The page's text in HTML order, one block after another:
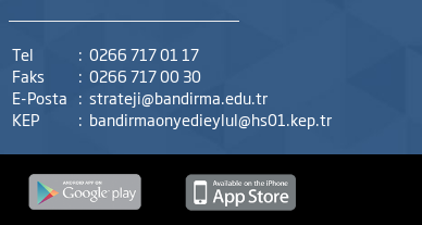
Tel : 0266 717 01 17
Faks
: 0266 717 00 30
E-Posta : strateji@bandirma.edu.tr
KEP
: bandirmaonyedieylul@hs01.kep.tr